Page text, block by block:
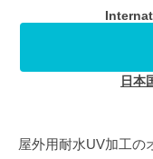
日本
屋外用耐水UV加工の